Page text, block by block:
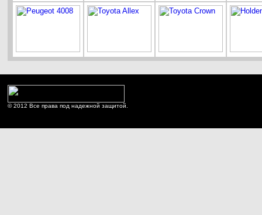
© 2012 Все права под надежной защитой.